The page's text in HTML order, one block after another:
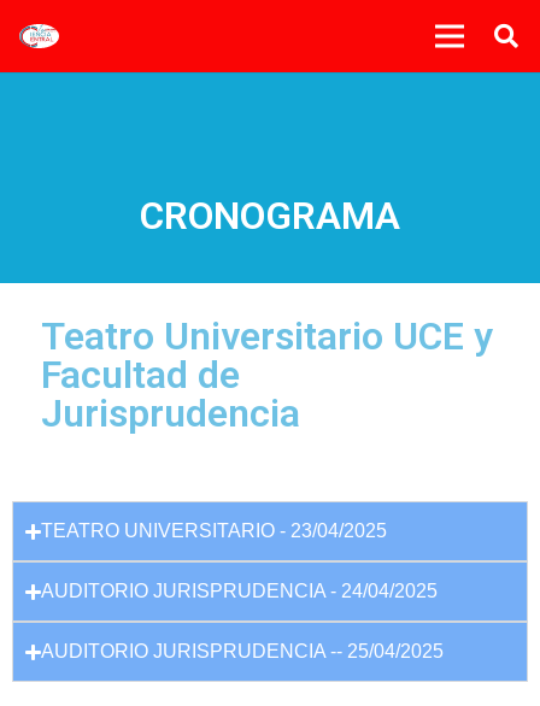
CRONOGRAMA
Teatro Universitario UCE y
Facultad de
Jurisprudencia
TEATRO UNIVERSITARIO - 23/04/2025
AUDITORIO JURISPRUDENCIA - 24/04/2025
AUDITORIO JURISPRUDENCIA -- 25/04/2025